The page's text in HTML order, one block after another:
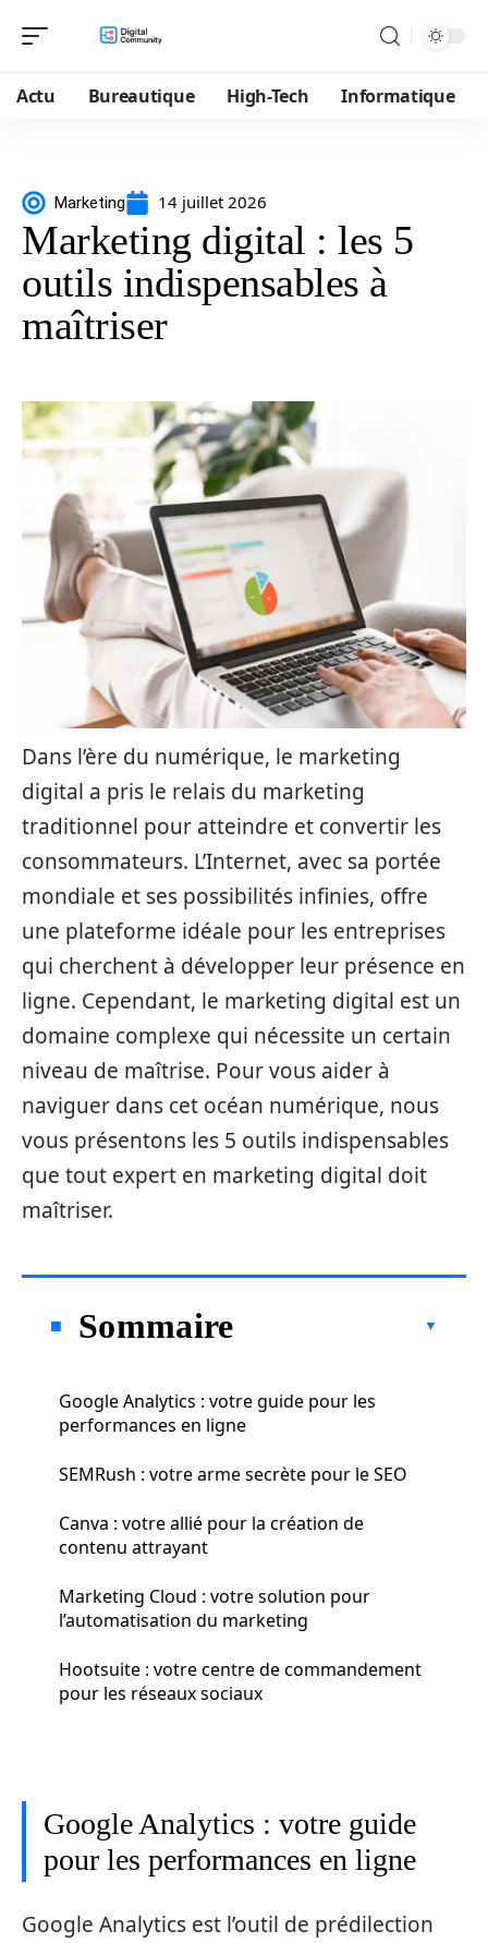
Actu Bureautique High-Tech Informatique
Marketing 14 juillet 2026
Marketing digital : les 5
outils indispensables à
maîtriser
Dans l’ère du numérique, le marketing
digital a pris le relais du marketing
traditionnel pour atteindre et convertir les
consommateurs. L’Internet, avec sa portée
mondiale et ses possibilités infinies, offre
une plateforme idéale pour les entreprises
qui cherchent à développer leur présence en
ligne. Cependant, le marketing digital est un
domaine complexe qui nécessite un certain
niveau de maîtrise. Pour vous aider à
naviguer dans cet océan numérique, nous
vous présentons les 5 outils indispensables
que tout expert en marketing digital doit
maîtriser.
Sommaire
Google Analytics : votre guide pour les
performances en ligne
SEMRush : votre arme secrète pour le SEO
Canva : votre allié pour la création de
contenu attrayant
Marketing Cloud : votre solution pour
l’automatisation du marketing
Hootsuite : votre centre de commandement
pour les réseaux sociaux
Google Analytics : votre guide
pour les performances en ligne
Google Analytics est l’outil de prédilection